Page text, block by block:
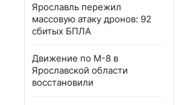
Ярославль пережил
массовую атаку дронов: 92
сбитых БПЛА
Движение по М-8 в
Ярославской области
восстановили